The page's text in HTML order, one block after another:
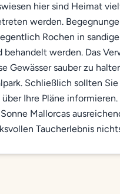
hier sind Heimat
werden.
Rochen in
behandelt werden. Das
Gewässer sauber zu
Schließlich sollten
über Ihre Pläne
Mallorcas
Taucherlebnis